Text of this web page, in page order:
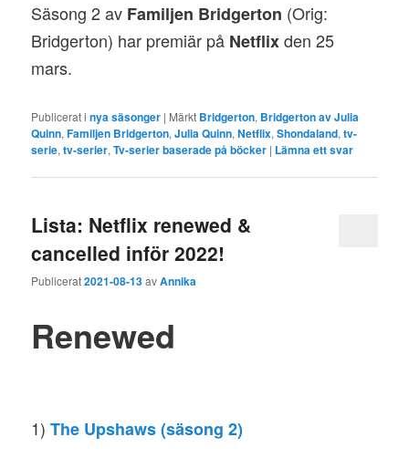
Säsong 2 av Familjen Bridgerton (Orig:
Bridgerton) har premiär på Netflixden 25
mars.
Publicerat i nya säsonger | Märkt Bridgerton, Bridgerton av Julia
Quinn,Familjen Bridgerton,Julia Quinn,Netflix,Shondaland,tv-
serie,tv-serier,Tv-serier baserade på böcker | Lämna ett svar
Lista: Netflix renewed &
cancelled inför 2022!
Publicerat2021-08-13avAnnika
Renewed
1)The Upshaws (säsong 2)